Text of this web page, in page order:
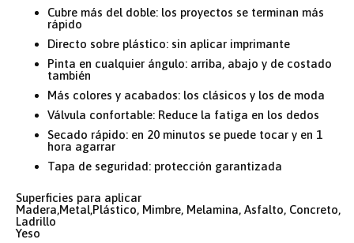
Cubre más del doble: los proyectos se terminan más
rápido
Directo sobre plástico: sin aplicar imprimante
Pinta en cualquier ángulo: arriba, abajo y de costado
también
Más colores y acabados: los clásicos y los de moda
Válvula confortable: Reduce la fatiga en los dedos
Secado rápido: en 20 minutos se puede tocar y en 1
hora agarrar
Tapa de seguridad: protección garantizada
Superficies para aplicar
Madera,Metal,Plástico, Mimbre, Melamina, Asfalto, Concreto,
Ladrillo
Yeso